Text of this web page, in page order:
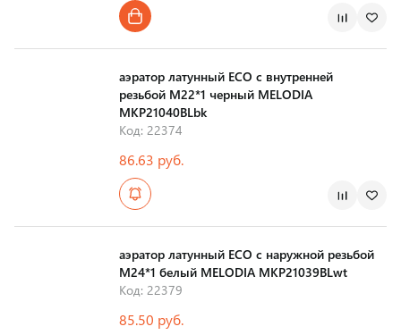
аэратор латунный ECO с внутренней
резьбой M22*1 черный MELODIA
MKP21040BLbk
Код: 22374
86.63 руб.
аэратор латунный ECO с наружной резьбой
М24*1 белый MELODIA MKP21039BLwt
Код: 22379
85.50 руб.